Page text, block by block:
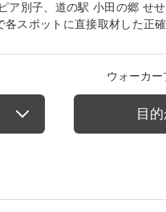
ア別子、道の駅 小田の郷 せ
スポットに直接取材した正
ウォーカ
目